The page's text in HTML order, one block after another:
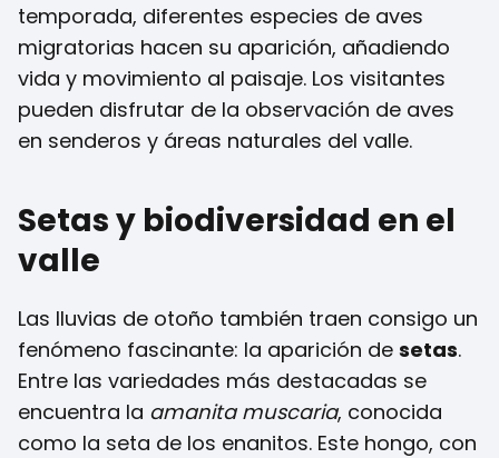
temporada, diferentes especies de aves
migratorias hacen su aparición, añadiendo
vida y movimiento al paisaje. Los visitantes
pueden disfrutar de la observación de aves
en senderos y áreas naturales del valle.
Setas y biodiversidad en el
valle
Las lluvias de otoño también traen consigo un
fenómeno fascinante: la aparición de setas.
Entre las variedades más destacadas se
encuentra la amanita muscaria, conocida
como la seta de los enanitos. Este hongo, con